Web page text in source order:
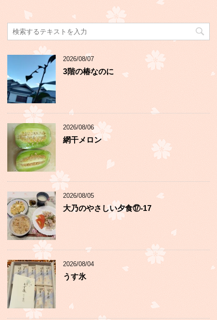
2026/08/07
3階の椿なのに
2026/08/06
網干メロン
2026/08/05
大乃のやさしい夕食⑰-17
2026/08/04
うす氷